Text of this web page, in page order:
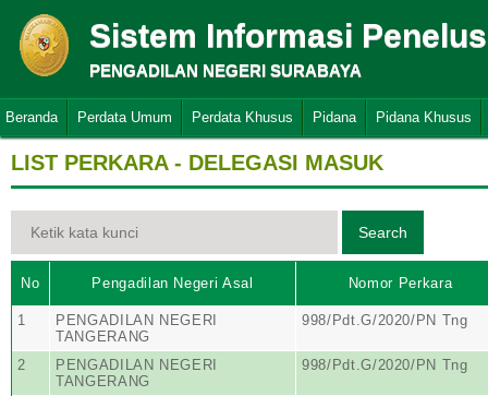
Sistem Informasi
PENGADILAN NEGERI SURABAYA
Beranda Perdata Umum Perdata Khusus Pidana Pidana Khusus
LIST PERKARA - DELEGASI MASUK
No Pengadilan Negeri Asal Nomor Perkara
1
PENGADILAN NEGERI
TANGERANG
998/Pdt.G/2020/PN Tng
2
PENGADILAN NEGERI
TANGERANG
998/Pdt.G/2020/PN Tng